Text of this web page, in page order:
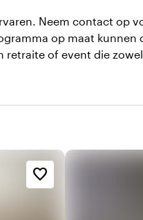
Neem contact op
op maat kunnen
retraite of event die
favorite_border